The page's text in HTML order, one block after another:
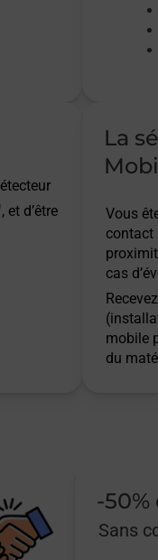
, et d’être
La
Vous
contact
cas
mobile
du
-
Sans